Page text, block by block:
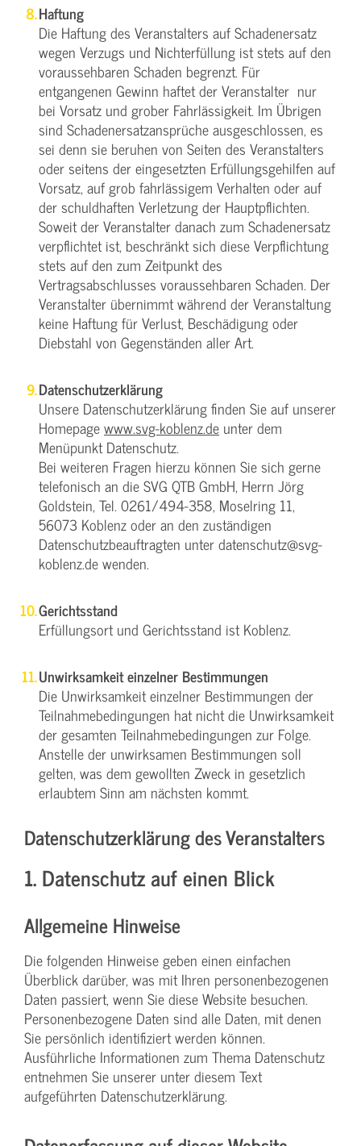
Haftung
Die Haftung des Veranstalters auf Schadenersatz
wegen Verzugs und Nichterfüllung ist stets auf den
voraussehbaren Schaden begrenzt. Für
entgangenen Gewinn haftet der Veranstalter nur
bei Vorsatz und grober Fahrlässigkeit. Im Übrigen
sind Schadenersatzansprüche ausgeschlossen, es
sei denn sie beruhen von Seiten des Veranstalters
oder seitens der eingesetzten Erfüllungsgehilfen auf
Vorsatz, auf grob fahrlässigem Verhalten oder auf
der schuldhaften Verletzung der Hauptpflichten.
Soweit der Veranstalter danach zum Schadenersatz
verpflichtet ist, beschränkt sich diese Verpflichtung
stets auf den zum Zeitpunkt des
Vertragsabschlusses voraussehbaren Schaden. Der
Veranstalter übernimmt während der Veranstaltung
keine Haftung für Verlust, Beschädigung oder
Diebstahl von Gegenständen aller Art.
Datenschutzerklärung
Unsere Datenschutzerklärung finden Sie auf unserer
Homepagewww.svg-koblenz.de unter dem
Menüpunkt Datenschutz.
Bei weiteren Fragen hierzu können Sie sich gerne
telefonisch an die SVG QTB GmbH, Herrn Jörg
Goldstein, Tel. 0261/494-358, Moselring 11,
56073 Koblenz oder an den zuständigen
Datenschutzbeauftragten unter datenschutz@svg-
koblenz.de wenden.
Gerichtsstand
Erfüllungsort und Gerichtsstand ist Koblenz.
Unwirksamkeit einzelner Bestimmungen
Die Unwirksamkeit einzelner Bestimmungen der
Teilnahmebedingungen hat nicht die Unwirksamkeit
der gesamten Teilnahmebedingungen zur Folge.
Anstelle der unwirksamen Bestimmungen soll
gelten, was dem gewollten Zweck in gesetzlich
erlaubtem Sinn am nächsten kommt.
Datenschutzerklärung des Veranstalters
1. Datenschutz auf einen Blick
Allgemeine Hinweise
Die folgenden Hinweise geben einen einfachen
Überblick darüber, was mit Ihren personenbezogenen
Daten passiert, wenn Sie diese Website besuchen.
Personenbezogene Daten sind alle Daten, mit denen
Sie persönlich identifiziert werden können.
Ausführliche Informationen zum Thema Datenschutz
entnehmen Sie unserer unter diesem Text
aufgeführten Datenschutzerklärung.